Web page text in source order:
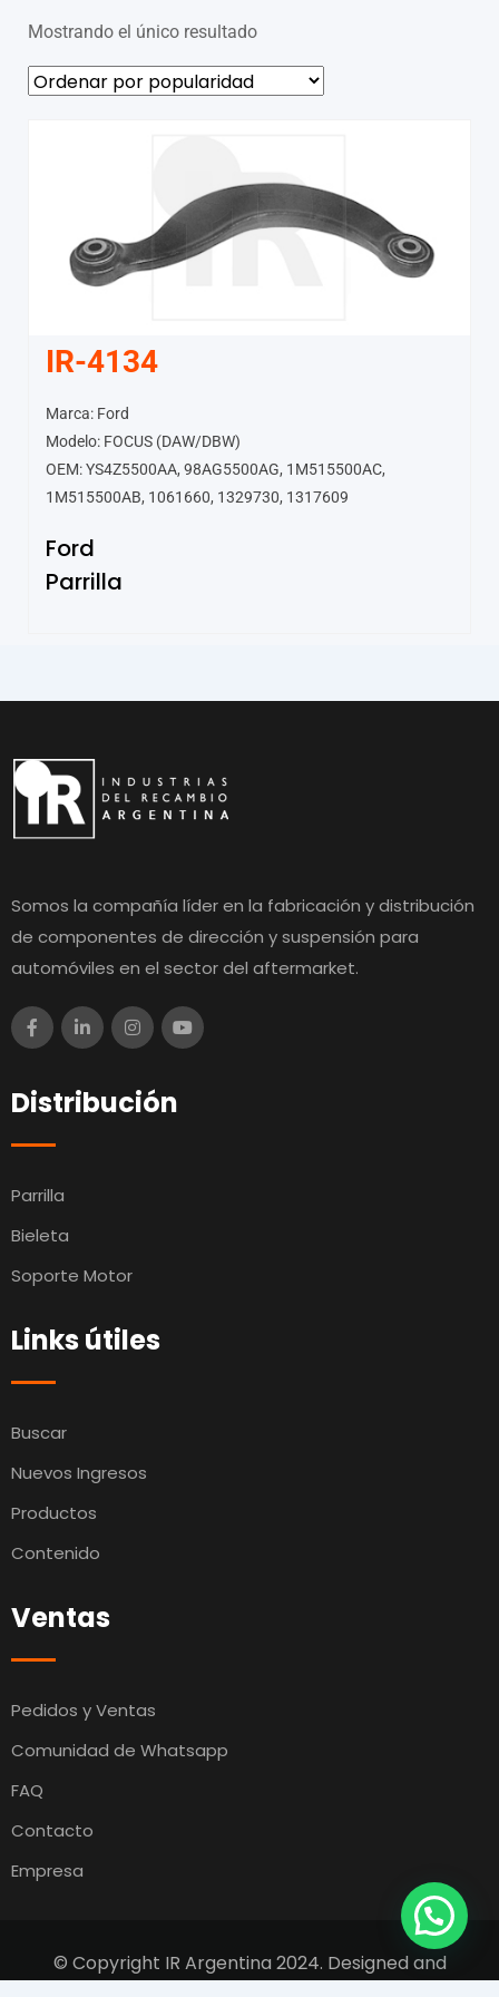
Mostrando el único resultado
IR-4134
Marca: Ford
Modelo: FOCUS (DAW/DBW)
OEM: YS4Z5500AA, 98AG5500AG, 1M515500AC,
1M515500AB, 1061660, 1329730, 1317609
Ford
Parrilla
Somos la compañía líder en la fabricación y distribución
de componentes de dirección y suspensión para
automóviles en el sector del aftermarket.
Distribución
Parrilla
Bieleta
Soporte Motor
Links útiles
Buscar
Nuevos Ingresos
Productos
Contenido
Ventas
Pedidos y Ventas
Comunidad de Whatsapp
FAQ
Contacto
Empresa
© Copyright IR Argentina 2024. Designed and